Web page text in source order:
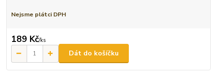
Nejsme plátci DPH
189 Kč/ks
Dát do košíčku